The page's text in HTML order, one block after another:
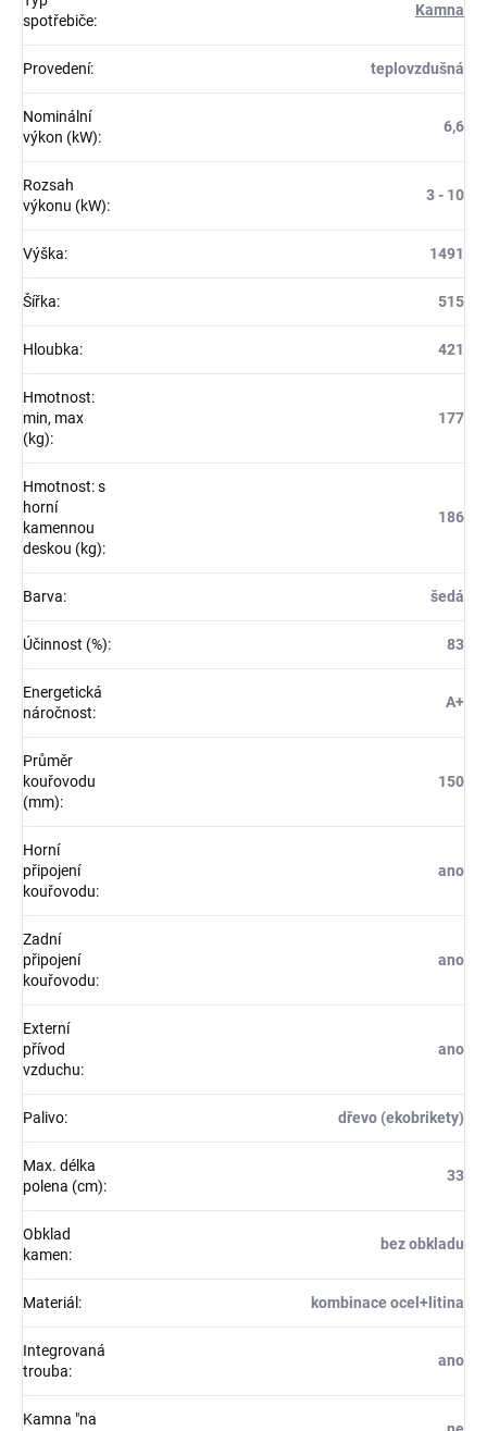
spotřebiče:
Kamna
Provedení: teplovzdušná
Nominální
výkon (kW):
6,6
Rozsah
výkonu (kW):
3 - 10
Výška: 1491
Šířka: 515
Hloubka: 421
Hmotnost:
min, max
(kg):
177
Hmotnost: s
horní
kamennou
deskou (kg):
186
Barva: šedá
Účinnost (%): 83
Energetická
náročnost:
A+
Průměr
kouřovodu
(mm):
150
Horní
připojení
kouřovodu:
ano
Zadní
připojení
kouřovodu:
ano
Externí
přívod
vzduchu:
ano
Palivo: dřevo (ekobrikety)
Max. délka
polena (cm):
33
Obklad
kamen:
bez obkladu
Materiál : kombinace ocel+litina
Integrovaná
trouba:
ano
Kamna "na